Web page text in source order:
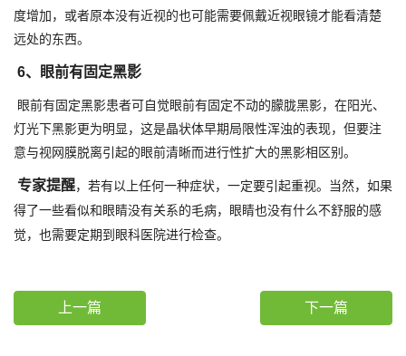
度增加，或者原本没有近视的也可能需要佩戴近视眼镜才能看清楚
远处的东西。
6、眼前有固定黑影
眼前有固定黑影患者可自觉眼前有固定不动的朦胧黑影，在阳光、
灯光下黑影更为明显，这是晶状体早期局限性浑浊的表现，但要注
意与视网膜脱离引起的眼前清晰而进行性扩大的黑影相区别。
专家提醒，若有以上任何一种症状，一定要引起重视。当然，如果
得了一些看似和眼睛没有关系的毛病，眼睛也没有什么不舒服的感
觉，也需要定期到眼科医院进行检查。
上一篇 下一篇